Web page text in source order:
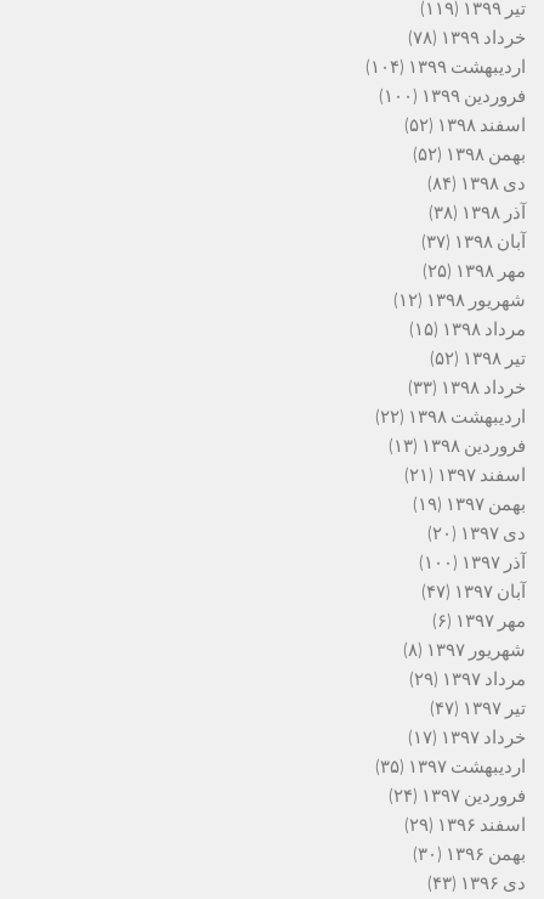
تیر ۱۳۹۹
(۱۱۹)
خرداد ۱۳۹۹
(۷۸)
اردیبهشت ۱۳۹۹
(۱۰۴)
فروردین ۱۳۹۹
(۱۰۰)
اسفند ۱۳۹۸
(۵۲)
بهمن ۱۳۹۸
(۵۲)
دی ۱۳۹۸
(۸۴)
آذر ۱۳۹۸
(۳۸)
آبان ۱۳۹۸
(۳۷)
مهر ۱۳۹۸
(۲۵)
شهریور ۱۳۹۸
(۱۲)
مرداد ۱۳۹۸
(۱۵)
تیر ۱۳۹۸
(۵۲)
خرداد ۱۳۹۸
(۳۳)
اردیبهشت ۱۳۹۸
(۲۲)
فروردین ۱۳۹۸
(۱۳)
اسفند ۱۳۹۷
(۲۱)
بهمن ۱۳۹۷
(۱۹)
دی ۱۳۹۷
(۲۰)
آذر ۱۳۹۷
(۱۰۰)
آبان ۱۳۹۷
(۴۷)
مهر ۱۳۹۷
(۶)
شهریور ۱۳۹۷
(۸)
مرداد ۱۳۹۷
(۲۹)
تیر ۱۳۹۷
(۴۷)
خرداد ۱۳۹۷
(۱۷)
اردیبهشت ۱۳۹۷
(۳۵)
فروردین ۱۳۹۷
(۲۴)
اسفند ۱۳۹۶
(۲۹)
بهمن ۱۳۹۶
(۳۰)
دی ۱۳۹۶
(۴۳)